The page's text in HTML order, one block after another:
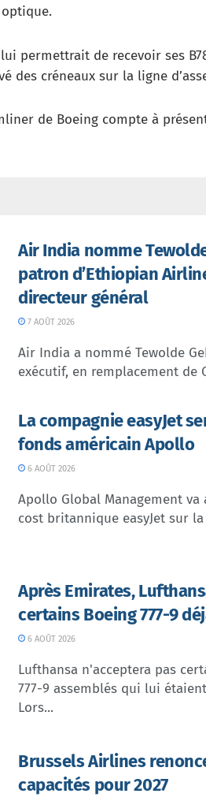
permettrait de recevoir ses
des créneaux sur la ligne
de Boeing compte à
Air India nomme
patron d’Ethiopian
directeur général
7 AOÛT 2026
Air India a nommé Tewolde
exécutif, en remplacement de
La compagnie easyJet
fonds américain Apollo
6 AOÛT 2026
Apollo Global Management
cost britannique easyJet sur
Après Emirates,
certains Boeing 777-9
6 AOÛT 2026
Lufthansa n'acceptera pas
777-9 assemblés qui lui
Lors...
Brussels Airlines
capacités pour 2027